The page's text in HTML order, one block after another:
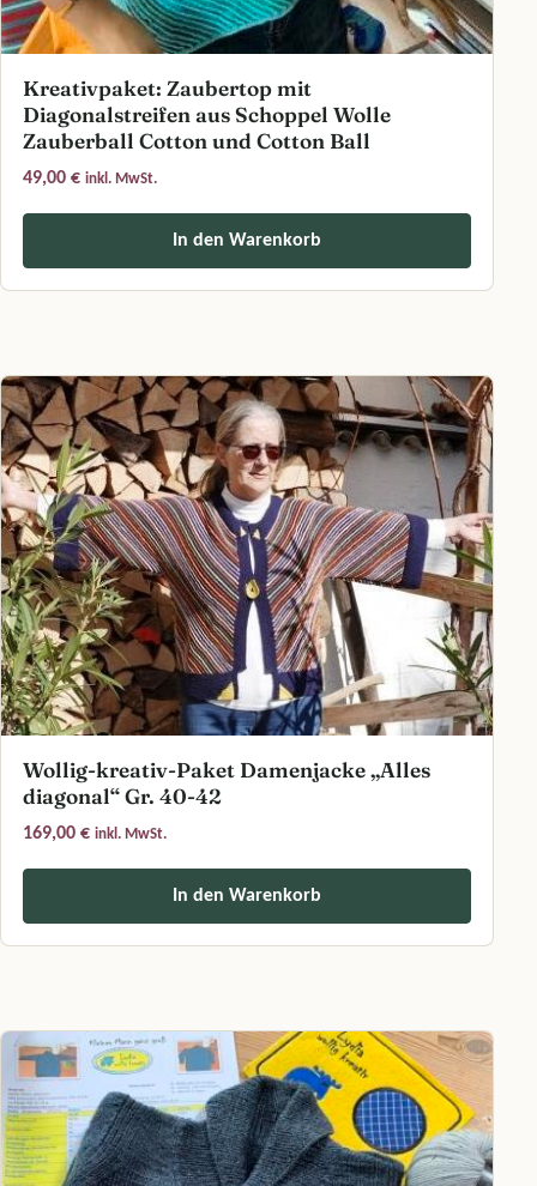
Kreativpaket: Zaubertop mit
Diagonalstreifen aus Schoppel Wolle
Zauberball Cotton und Cotton Ball
49,00 € inkl. MwSt.
In den Warenkorb
Wollig-kreativ-Paket Damenjacke „Alles
diagonal“ Gr. 40-42
169,00 € inkl. MwSt.
In den Warenkorb